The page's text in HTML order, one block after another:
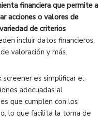
financiera que permite a
acciones o valores de
de criterios
incluir datos financieros,
valoración y más.
es simplificar el
adecuadas al
que cumplen con los
lo que facilita la toma de